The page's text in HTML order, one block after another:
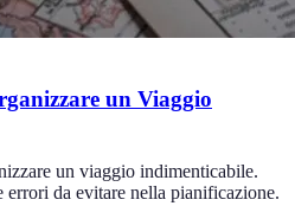
un Viaggio
un viaggio indimenticabile.
da evitare nella pianificazione.